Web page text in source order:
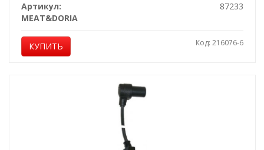
Артикул:
87233
MEAT&DORIA
КУПИТЬ Код: 216076-6